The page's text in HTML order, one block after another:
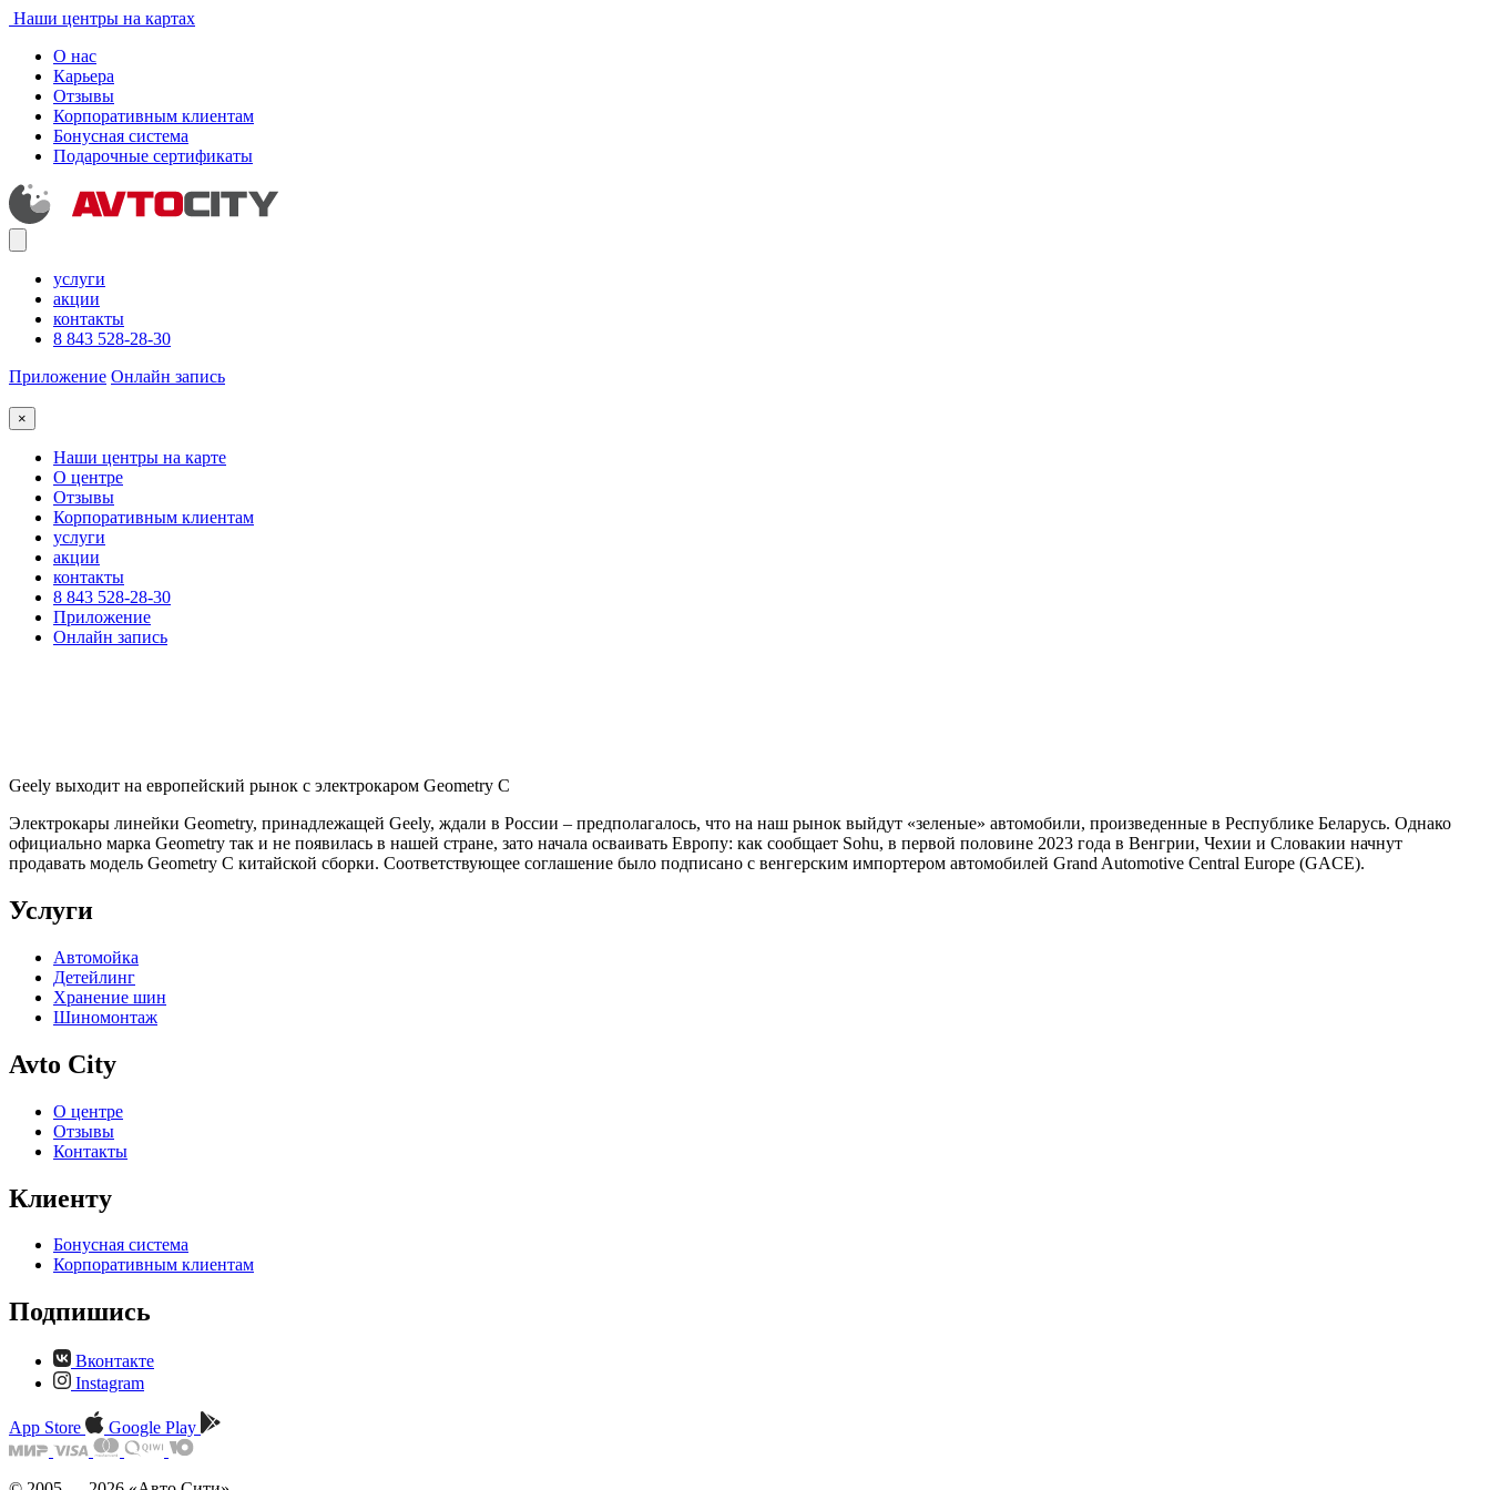
Наши центры на картах
О нас
Карьера
Отзывы
Корпоративным клиентам
Бонусная система
Подарочные сертификаты
услуги
акции
контакты
8 843 528-28-30
Приложение Онлайн запись
×
Наши центры на карте
О центре
Отзывы
Корпоративным клиентам
услуги
акции
контакты
8 843 528-28-30
Приложение
Онлайн запись
Geely выходит на европейский рынок с электрокаром Geometry C
Электрокары линейки Geometry, принадлежащей Geely, ждали в России – предполагалось, что на наш рынок выйдут «зеленые» автомобили, произведенные в Республике Беларусь. Однако
официально марка Geometry так и не появилась в нашей стране, зато начала осваивать Европу: как сообщает Sohu, в первой половине 2023 года в Венгрии, Чехии и Словакии начнут
продавать модель Geometry C китайской сборки. Соответствующее соглашение было подписано с венгерским импортером автомобилей Grand Automotive Central Europe (GACE).
Услуги
Автомойка
Детейлинг
Хранение шин
Шиномонтаж
Avto City
О центре
Отзывы
Контакты
Клиенту
Бонусная система
Корпоративным клиентам
Подпишись
Вконтакте
Instagram
App Store Google Play